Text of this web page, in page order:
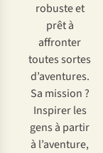
robuste et
prêt à
affronter
toutes sortes
d’aventures.
Sa mission ?
Inspirer les
gens à partir
à l’aventure,